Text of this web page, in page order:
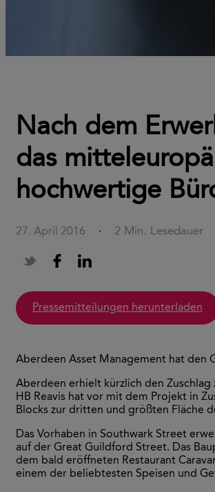
Nach dem
das
hochwertige
27. April 2016 · 2 Min. Lesedauer
Pressemitteilungen herunterladen
Aberdeen Asset Management hat den
Aberdeen erhielt kürzlich den Zuschlag
HB Reavis hat vor mit dem Projekt in
Blocks zur dritten und größten Fläche
Das Vorhaben in Southwark Street
auf der Great Guildford Street. Das
dem bald eröffneten Restaurant
einem der beliebtesten Speisen und